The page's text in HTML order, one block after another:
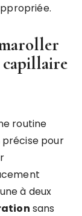
capillaire
routine
pour
à deux
sans